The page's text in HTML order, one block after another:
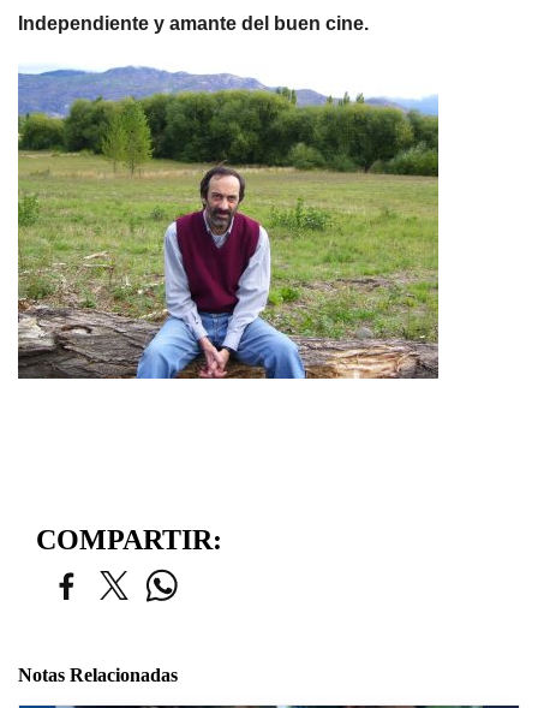
Independiente y amante del buen cine.
COMPARTIR:
Notas Relacionadas